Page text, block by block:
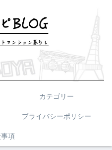
カテゴリー
プライバシーポリシー
項